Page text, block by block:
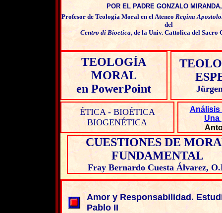
POR EL PADRE GONZALO
Profesor de Teología Moral en el Ateneo Regina
del
Centro di Bioetica, de la Univ. Cattolica del Sacro
TEOLOGÍA
MORAL
en PowerPoint
ÉTICA - BIOÉTICA
BIOGENÉTICA
Análisis
Una
CUESTIONES DE
FUNDAMENTAL
Fray Bernardo Cuesta Álvarez,
Amor y Responsabilidad.
Pablo II